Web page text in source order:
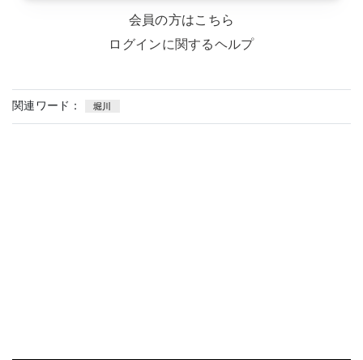
会員の方はこちら
ログインに関するヘルプ
関連ワード： 堀川